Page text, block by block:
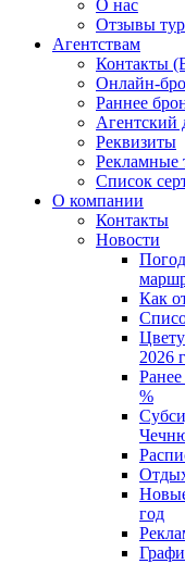
О нас
Отзывы
Агентствам
Контакты
Онлайн-
Раннее
Агентский
Реквизиты
Рекламные
Список
О компании
Контакты
Новости
Как
2026
%
год